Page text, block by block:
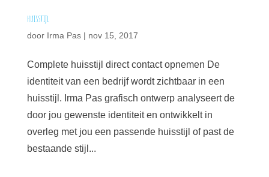
huisstijl
door Irma Pas| nov 15, 2017
Complete huisstijl direct contact opnemen De
identiteit van een bedrijf wordt zichtbaar in een
huisstijl. Irma Pas grafisch ontwerp analyseert de
door jou gewenste identiteit en ontwikkelt in
overleg met jou een passende huisstijl of past de
bestaande stijl...